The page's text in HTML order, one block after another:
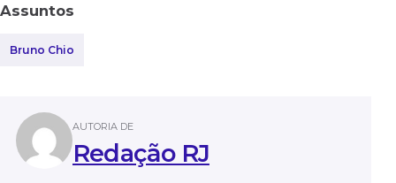
Assuntos
Bruno Chio
AUTORIA DE
Redação RJ